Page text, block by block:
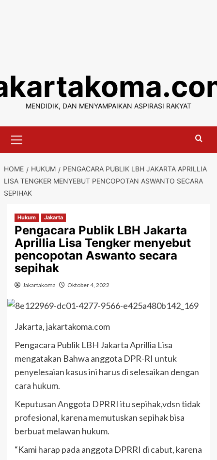
content
MENDIDIK, DAN MENYAMPAIKAN ASPIRASI RAKYAT
Menu
HOME HUKUM
PENGACARA PUBLIK LBH JAKARTA APRILLIA
LISA TENGKER MENYEBUT PENCOPOTAN ASWANTO SECARA
SEPIHAK
Hukum Jakarta
Pengacara Publik LBH Jakarta
Aprillia Lisa Tengker menyebut
pencopotan Aswanto secara
sepihak
Jakartakoma Oktober 4, 2022
Jakarta, jakartakoma.com
Pengacara Publik LBH Jakarta Aprillia Lisa
mengatakan Bahwa anggota DPR-RI untuk
penyelesaian kasus ini harus di selesaikan dengan
cara hukum.
Keputusan Anggota DPRRI itu sepihak,vdsn tidak
profesional, karena memutuskan sepihak bisa
berbuat melawan hukum.
“Kami harap pada anggota DPRRI di cabut, karena